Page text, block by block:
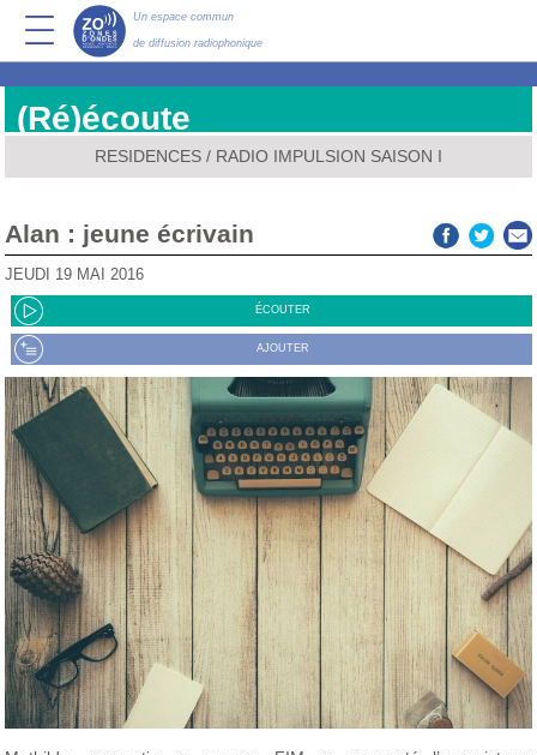
Un espace commun
de diffusion radiophonique
(Ré)écoute
RESIDENCES / RADIO IMPULSION SAISON I
Alan : jeune écrivain
JEUDI 19 MAI 2016
ÉCOUTER
AJOUTER